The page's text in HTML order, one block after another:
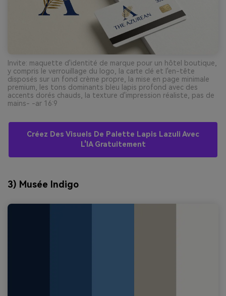
Invite: maquette d'identité de marque pour un hôtel boutique,
y compris le verrouillage du logo, la carte clé et l'en-tête
disposés sur un fond crème propre, la mise en page minimale
premium, les tons dominants bleu lapis profond avec des
accents dorés chauds, la texture d'impression réaliste, pas de
mains- -ar 16:9
Créez Des Visuels De Palette Lapis Lazuli Avec
L'IA Gratuitement
3) Musée Indigo